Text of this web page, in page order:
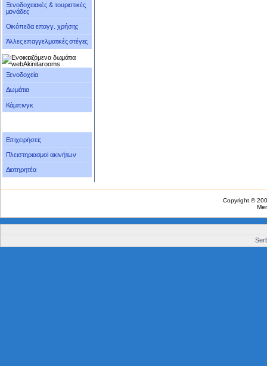
Ξενοδοχειακές & τουριστικές
μονάδες
Οικόπεδα επαγγ. χρήσης
Άλλες επαγγελματικές στέγες
Ξενοδοχεία
Δωμάτια
Κάμπινγκ
Επιχειρήσεις
Πλειστηριασμοί ακινήτων
Διατηρητέα
Copyright ©